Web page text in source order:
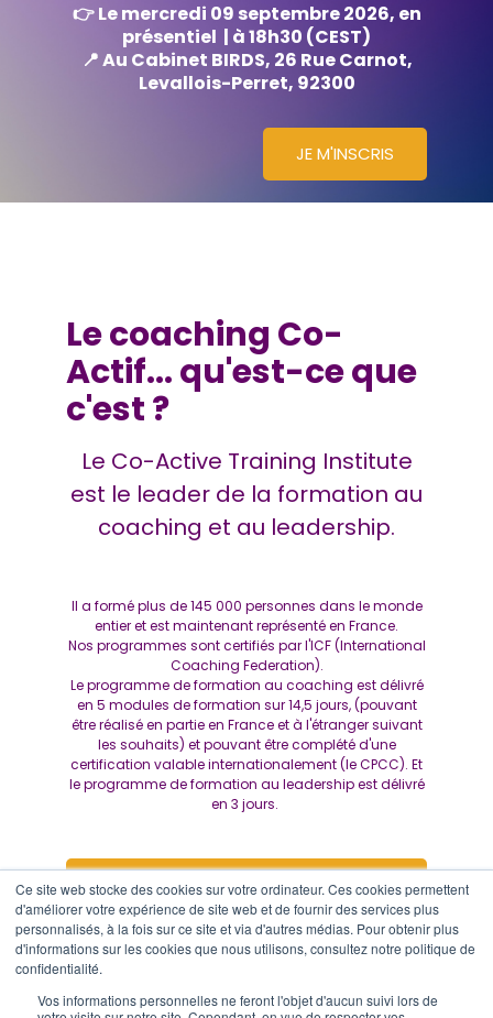
Ce site web stocke des cookies sur votre ordinateur. Ces cookies permettent
d'améliorer votre expérience de site web et de fournir des services plus
personnalisés, à la fois sur ce site et via d'autres médias. Pour obtenir plus
d'informations sur les cookies que nous utilisons, consultez notre politique de
confidentialité.
Vos informations personnelles ne feront l'objet d'aucun suivi lors de
👉 Le mercredi 09 septembre 2026, en
présentiel | à 18h30 (CEST)
📍 Au Cabinet BIRDS, 26 Rue Carnot,
Levallois-Perret, 92300
JE M'INSCRIS
Le coaching Co-
Actif... qu'est-ce que
c'est ?
Le Co-Active Training Institute
est le leader de la formation au
coaching et au leadership.
Il a formé plus de 145 000 personnes dans le monde
entier et est maintenant représenté en France.
Nos programmes sont certifiés par l'ICF (International
Coaching Federation).
Le programme de formation au coaching est délivré
en 5 modules de formation sur 14,5 jours, (pouvant
être réalisé en partie en France et à l'étranger suivant
les souhaits) et pouvant être complété d'une
certification valable internationalement (le CPCC). Et
le programme de formation au leadership est délivré
en 3 jours.
LES PROCHAINES DATES DE
FORMATION